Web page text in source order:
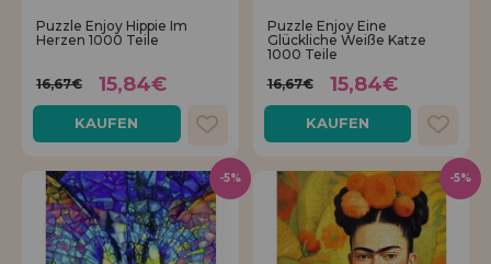
HÄNDLERREGISTRIERUNG
Puzzle Enjoy Hippie Im
Herzen 1000 Teile
16,67€ 15,84€
KAUFEN
Puzzle Enjoy Eine
Glückliche Weiße Katze
1000 Teile
16,67€
15,84€
KAUFEN
-5% -5%